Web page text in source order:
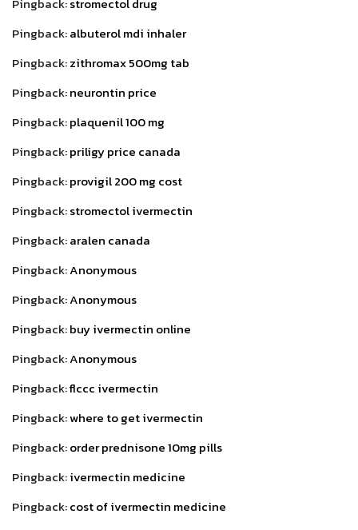
Pingback:albuterol mdi inhaler
Pingback:zithromax 500mg tab
Pingback:neurontin price
Pingback:plaquenil 100 mg
Pingback:priligy price canada
Pingback:provigil 200 mg cost
Pingback:stromectol ivermectin
Pingback:aralen canada
Pingback:Anonymous
Pingback:Anonymous
Pingback:buy ivermectin online
Pingback:Anonymous
Pingback:flccc ivermectin
Pingback:where to get ivermectin
Pingback:order prednisone 10mg pills
Pingback:ivermectin medicine
Pingback:cost of ivermectin medicine